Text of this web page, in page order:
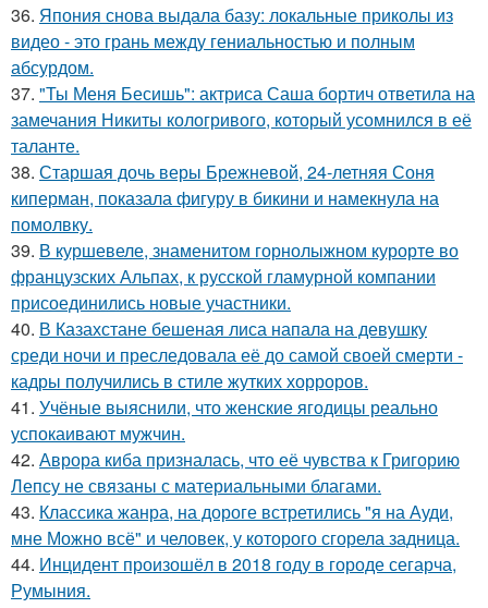
36. Япония снова выдала базу: локальные приколы из
видео - это грань между гениальностью и полным
абсурдом.
37. "Ты Меня Бесишь": актриса Саша бортич ответила на
замечания Никиты кологривого, который усомнился в её
таланте.
38. Старшая дочь веры Брежневой, 24-летняя Соня
киперман, показала фигуру в бикини и намекнула на
помолвку.
39. В куршевеле, знаменитом горнолыжном курорте во
французских Альпах, к русской гламурной компании
присоединились новые участники.
40. В Казахстане бешеная лиса напала на девушку
среди ночи и преследовала её до самой своей смерти -
кадры получились в стиле жутких хорроров.
41. Учёные выяснили, что женские ягодицы реально
успокаивают мужчин.
42. Аврора киба призналась, что её чувства к Григорию
Лепсу не связаны с материальными благами.
43. Классика жанра, на дороге встретились "я на Ауди,
мне Можно всё" и человек, у которого сгорела задница.
44. Инцидент произошёл в 2018 году в городе сегарча,
Румыния.